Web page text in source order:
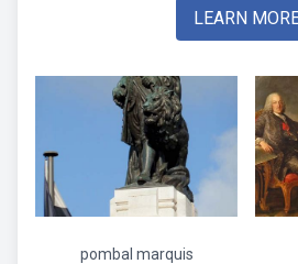
LEARN
pombal marquis